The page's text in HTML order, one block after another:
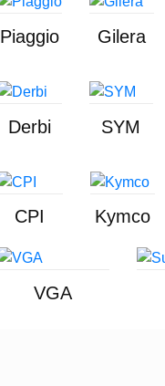
Piaggio Gilera
Derbi SYM
CPI Kymco
VGA